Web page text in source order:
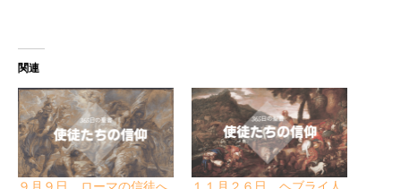
関連
９月９日 ローマの信徒へ
１１月２６日 ヘブライ人